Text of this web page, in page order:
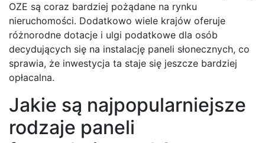
OZE są coraz bardziej pożądane na rynku
nieruchomości. Dodatkowo wiele krajów oferuje
różnorodne dotacje i ulgi podatkowe dla osób
decydujących się na instalację paneli słonecznych, co
sprawia, że inwestycja ta staje się jeszcze bardziej
opłacalna.
Jakie są najpopularniejsze
rodzaje paneli